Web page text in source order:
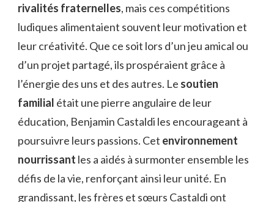
rivalités fraternelles, mais ces compétitions
ludiques alimentaient souvent leur motivation et
leur créativité. Que ce soit lors d’un jeu amical ou
d’un projet partagé, ils prospéraient grâce à
l’énergie des uns et des autres. Le soutien
familial était une pierre angulaire de leur
éducation, Benjamin Castaldi les encourageant à
poursuivre leurs passions. Cet environnement
nourrissant les a aidés à surmonter ensemble les
défis de la vie, renforçant ainsi leur unité. En
grandissant, les frères et sœurs Castaldi ont